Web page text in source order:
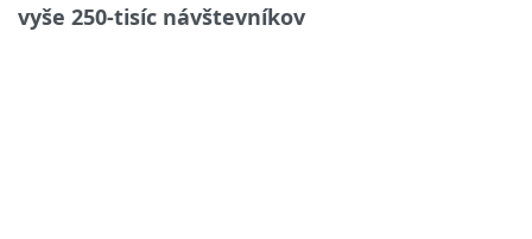
vyše 250-tisíc návštevníkov